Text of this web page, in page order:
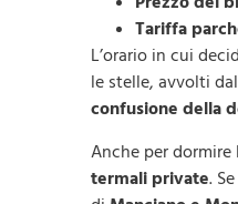
Tariffa
L’orario in cui
le stelle, avvolti
confusione della
Anche per
termali private.